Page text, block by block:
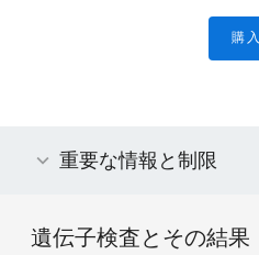
購入
重要な情報と制限
遺伝子検査とその結果